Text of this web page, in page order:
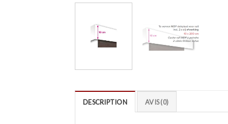
DESCRIPTION AVIS (0)